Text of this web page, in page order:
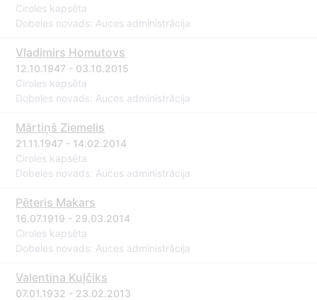
Ciroles kapsēta
Dobeles novads: Auces administrācija
Vladimirs Homutovs
12.10.1947 - 03.10.2015
Ciroles kapsēta
Dobeles novads: Auces administrācija
Mārtiņš Ziemelis
21.11.1947 - 14.02.2014
Ciroles kapsēta
Dobeles novads: Auces administrācija
Pēteris Makars
16.07.1919 - 29.03.2014
Ciroles kapsēta
Dobeles novads: Auces administrācija
Valentina Kuļčiks
07.01.1932 - 23.02.2013